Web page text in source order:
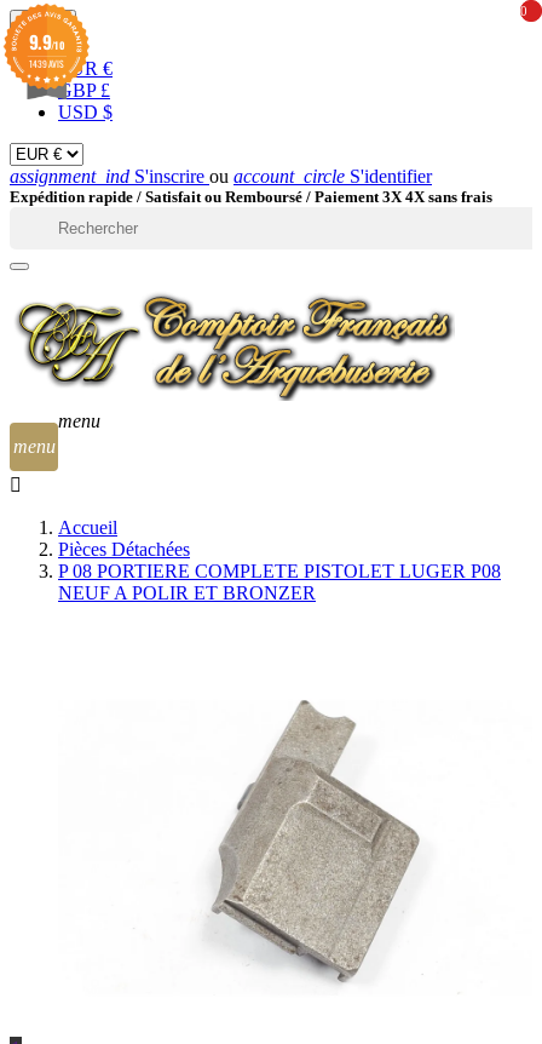
EUR 
EUR €
GBP £
USD $
assignment_ind S'inscrire ou account_circle S'identifier
Expédition rapide / Satisfait ou Remboursé / Paiement 3X 4X sans frais
menu
0
0
menu
Accueil
Pièces Détachées
P 08 PORTIERE COMPLETE PISTOLET LUGER P08
NEUF A POLIR ET BRONZER
9.9/10
1439 AVIS